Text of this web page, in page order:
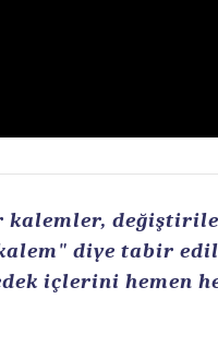
kalemler,
diye tabir
içlerini hemen